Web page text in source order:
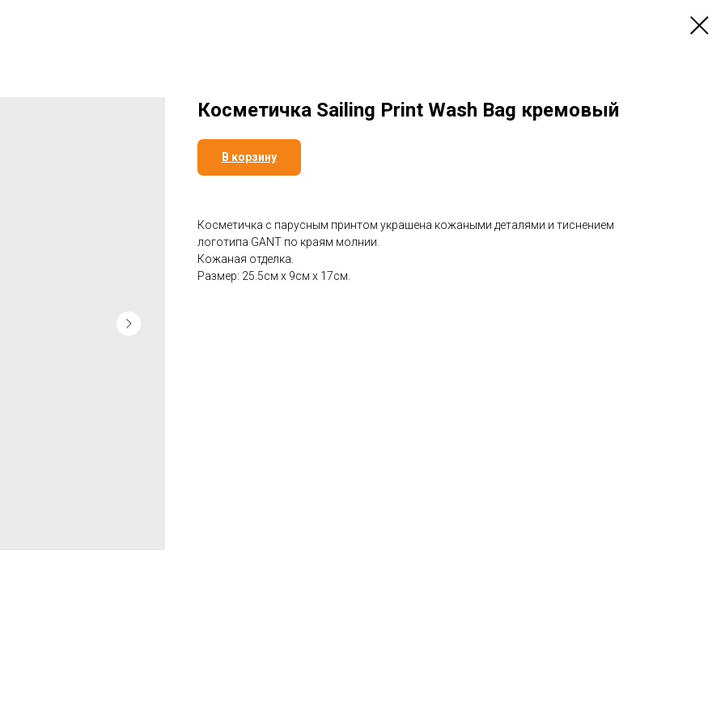
Косметичка Sailing Print Wash Bag кремовый
В корзину
Косметичка с парусным принтом украшена кожаными деталями и тиснением
логотипа GANT по краям молнии.
Кожаная отделка.
Размер: 25.5см x 9см x 17см.